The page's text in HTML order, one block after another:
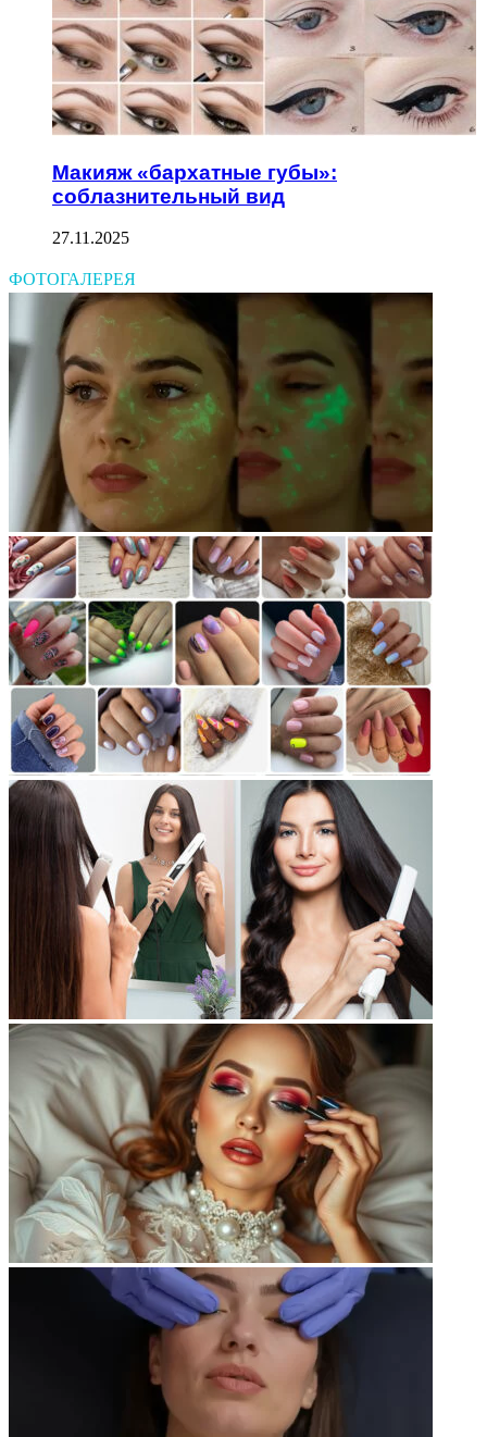
Макияж «бархатные губы»:
соблазнительный вид
27.11.2025
ФОТОГАЛЕРЕЯ